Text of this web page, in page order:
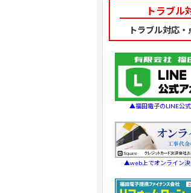
トラブル
トラブル対応
▲福田電子のLINE公
▲web上でオンライン決